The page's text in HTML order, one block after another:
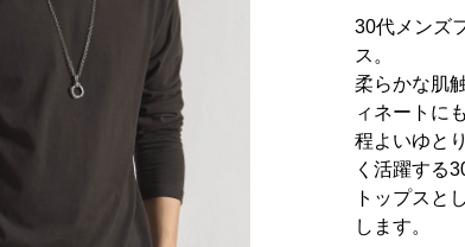
30代メンズ
ス。
柔らかな肌
ィネートに
程よいゆと
く活躍する
トップスと
します。